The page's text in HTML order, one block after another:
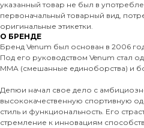
указанный товар не был в
первоначальный товарный вид,
оригинальные этикетки.
О БРЕНДЕ
Бренд Venum был основан в 2006
Под его руководством Venum стал
MMA (смешанные единоборства) и
Депюи начал свое дело с
высококачественную спортивную
стиль и функциональность. Его
стремление к инновациям